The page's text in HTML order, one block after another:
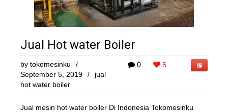
Jual Hot water Boiler
0 5
by tokomesinku
/
September 5, 2019
/
jual
hot water boiler
Jual mesin hot water boiler Di Indonesia Tokomesinku